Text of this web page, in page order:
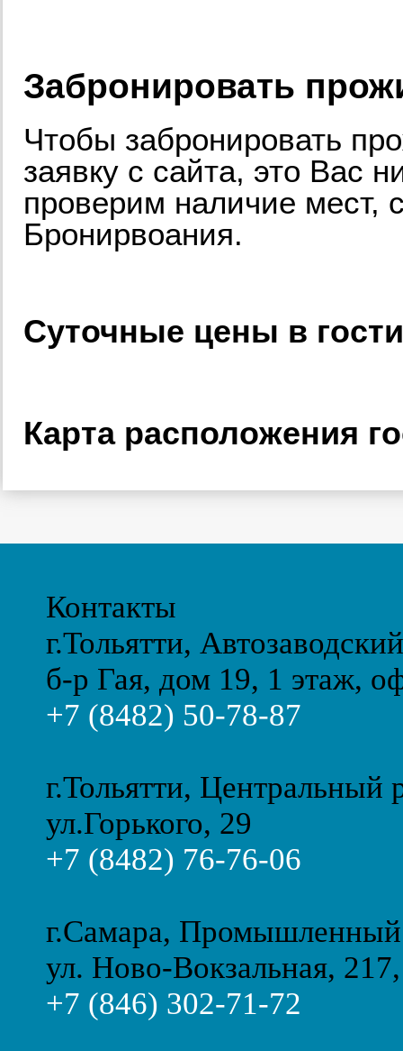
Забронировать
Чтобы забронировать
заявку с сайта, это Вас
проверим наличие мест,
Бронирвоания.
Суточные цены в
Карта расположения
Контакты
г.Тольятти,
б-р Гая, дом 19, 1 этаж,
+7 (8482) 50-78-87
г.Тольятти, Центральный
ул.Горького, 29
+7 (8482) 76-76-06
г.Самара,
ул. Ново-Вокзальная,
+7 (846) 302-71-72